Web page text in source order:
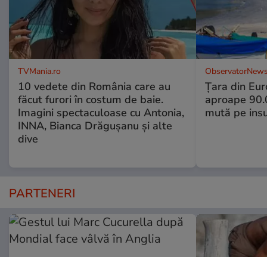
TVMania.ro
10 vedete din România care au
făcut furori în costum de baie.
Imagini spectaculoase cu Antonia,
INNA, Bianca Drăgușanu și alte
dive
Țara din
aproape
mută pe
PARTENERI